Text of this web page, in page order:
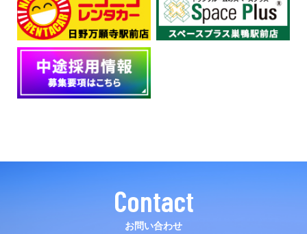
Contact
お問い合わせ